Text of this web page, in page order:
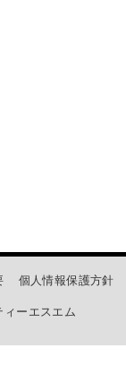
個人情報保護方針
ーエスエム